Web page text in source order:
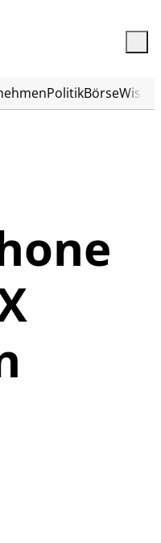
PolitikBörse